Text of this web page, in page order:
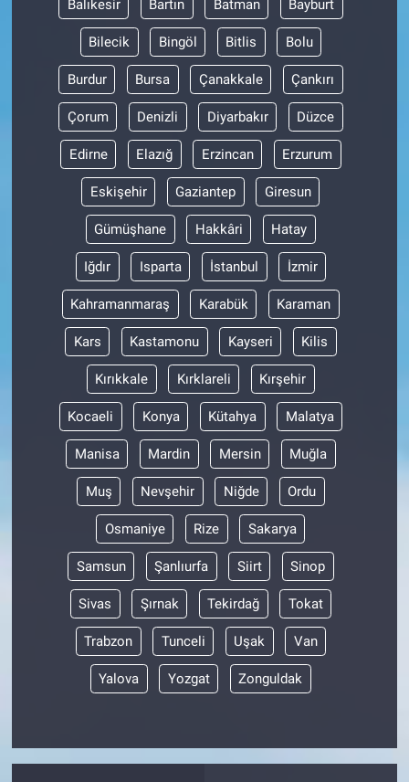
Balıkesir Bartın Batman Bayburt
Bilecik Bingöl Bitlis Bolu
Burdur Bursa Çanakkale Çankırı
Çorum Denizli Diyarbakır Düzce
Edirne Elazığ Erzincan Erzurum
Eskişehir Gaziantep Giresun
Gümüşhane Hakkâri Hatay
Iğdır Isparta İstanbul İzmir
Kahramanmaraş Karabük Karaman
Kars Kastamonu Kayseri Kilis
Kırıkkale Kırklareli Kırşehir
Kocaeli Konya Kütahya Malatya
Manisa Mardin Mersin Muğla
Muş Nevşehir Niğde Ordu
Osmaniye Rize Sakarya
Samsun Şanlıurfa Siirt Sinop
Sivas Şırnak Tekirdağ Tokat
Trabzon Tunceli Uşak Van
Yalova Yozgat Zonguldak